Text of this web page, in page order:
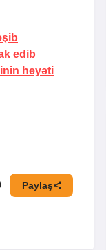
edib
heyəti
Paylaş